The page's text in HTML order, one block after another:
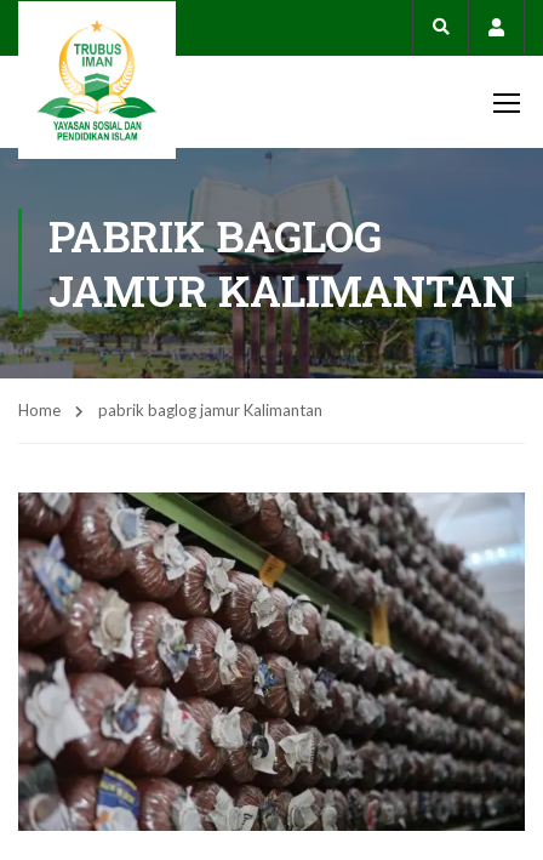
PABRIK BAGLOG
JAMUR KALIMANTAN
Home pabrik baglog jamur Kalimantan